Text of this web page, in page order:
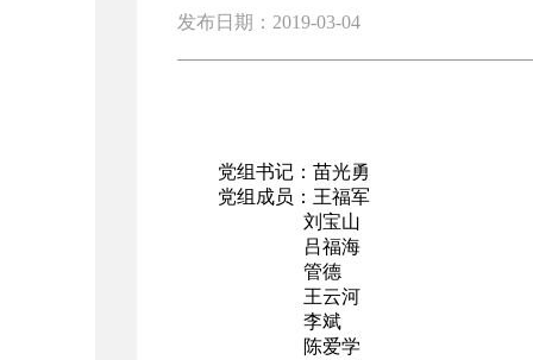
发布日期：2019-03-04
党组书记：苗光勇
党组成员：王福军
刘宝山
吕福海
管德
王云河
李斌
陈爱学